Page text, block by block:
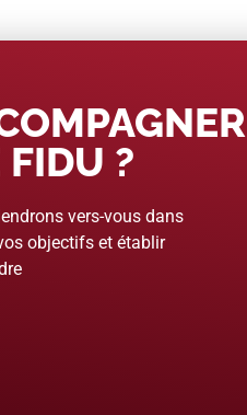
FIDU ?
vers-vous dans
objectifs et établir